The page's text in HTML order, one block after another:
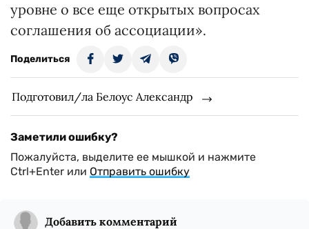
уровне о все еще открытых вопросах
соглашения об ассоциации».
Поделиться
Подготовил/ла Белоус Александр
Заметили ошибку?
Пожалуйста, выделите ее мышкой и нажмите
Ctrl+Enter или Отправить ошибку
Добавить комментарий